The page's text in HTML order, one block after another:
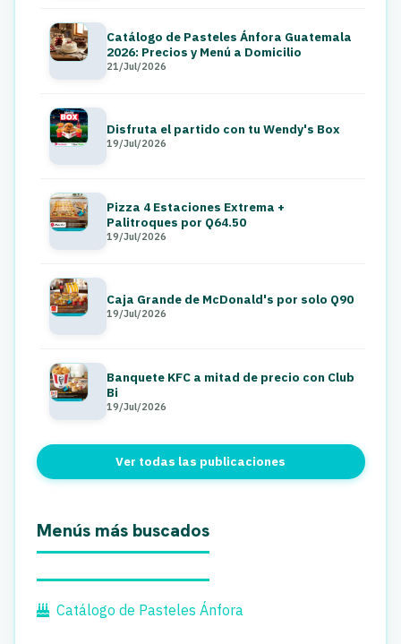
Catálogo de Pasteles Ánfora Guatemala
2026: Precios y Menú a Domicilio
21/Jul/2026
Disfruta el partido con tu Wendy's Box
19/Jul/2026
Pizza 4 Estaciones Extrema +
Palitroques por Q64.50
19/Jul/2026
Caja Grande de McDonald's por solo Q90
19/Jul/2026
Banquete KFC a mitad de precio con Club
Bi
19/Jul/2026
Ver todas las publicaciones
Menús más buscados
Catálogo de Pasteles Ánfora